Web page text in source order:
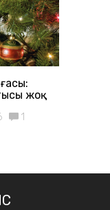
жоқ
1